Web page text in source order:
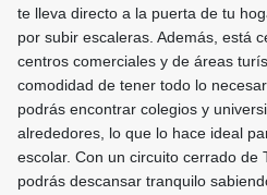
te lleva directo a la puerta de tu
por subir escaleras. Además, está
centros comerciales y de áreas
comodidad de tener todo lo
podrás encontrar colegios y
alrededores, lo que lo hace ideal
escolar. Con un circuito cerrado de
podrás descansar tranquilo